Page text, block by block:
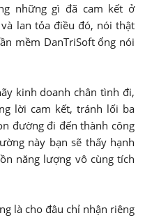
những gì đã cam kết ở
lan tỏa điều đó, nói thật
mềm DanTriSoft ổng nói
kinh doanh chân tình đi,
lời cam kết, tránh lối ba
đường đi đến thành công
này bạn sẽ thấy hạnh
năng lượng vô cùng tích
là cho đâu chỉ nhận riêng